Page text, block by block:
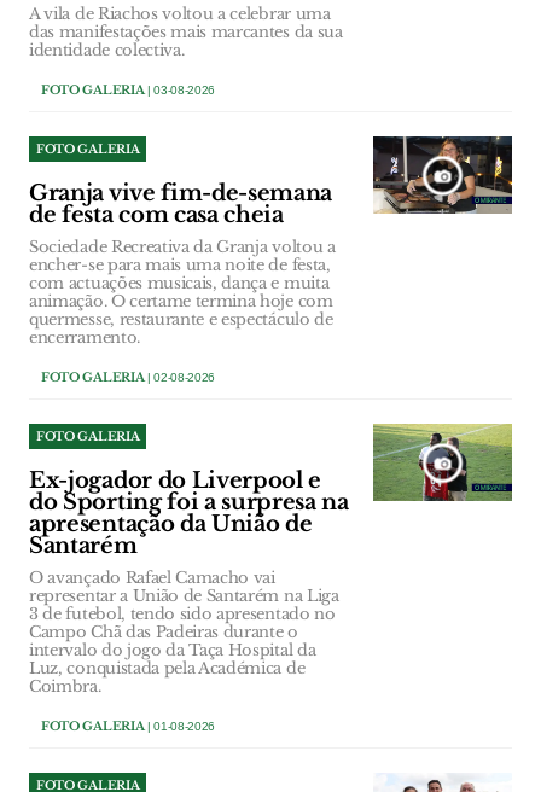
A vila de Riachos voltou a celebrar uma
das manifestações mais marcantes da sua
identidade colectiva.
FOTO GALERIA | 03-08-2026
FOTO GALERIA
Granja vive fim-de-semana
de festa com casa cheia
Sociedade Recreativa da Granja voltou a
encher-se para mais uma noite de festa,
com actuações musicais, dança e muita
animação. O certame termina hoje com
quermesse, restaurante e espectáculo de
encerramento.
FOTO GALERIA | 02-08-2026
FOTO GALERIA
Ex-jogador do Liverpool e
do Sporting foi a surpresa na
apresentação da União de
Santarém
O avançado Rafael Camacho vai
representar a União de Santarém na Liga
3 de futebol, tendo sido apresentado no
Campo Chã das Padeiras durante o
intervalo do jogo da Taça Hospital da
Luz, conquistada pela Académica de
Coimbra.
FOTO GALERIA | 01-08-2026
FOTO GALERIA